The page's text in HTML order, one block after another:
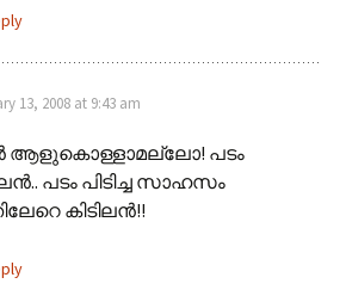
13, 2008 at 9:43 am
ആളുകൊള്ളാമല്ലോ! പടം
പടം പിടിച്ച സാഹസം
കിടിലന്‍!!